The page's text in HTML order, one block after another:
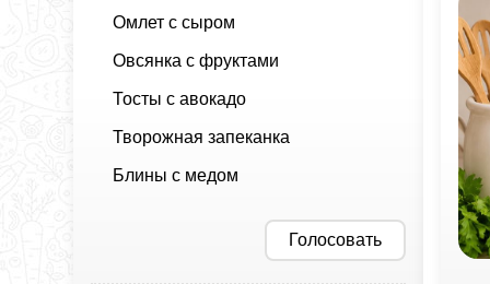
Омлет с сыром
Овсянка с фруктами
Тосты с авокадо
Творожная запеканка
Блины с медом
Голосовать